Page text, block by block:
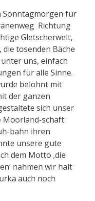
Sonntagmorgen für
Richtung
Gletscherwelt,
tosenden Bäche
uns, einfach
für alle Sinne.
belohnt mit
der ganzen
sich unser
Moorland-schaft
bahn ihren
unsere gute
dem Motto ‚die
nahmen wir halt
auch noch